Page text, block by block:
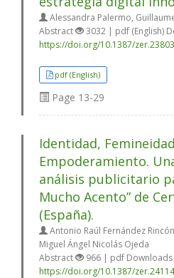
Alessandra Palermo,
Abstract
3032 | pdf (English)
https://doi.org/10.1387/zer.23803
pdf (English)
Page 13-29
Identidad,
Empoderamiento.
análisis publicitario
Mucho Acento” de
(España).
Antonio Raúl Fernández
Miguel Ángel Nicolás Ojeda
Abstract
966 | pdf Downloads
https://doi.org/10.1387/zer.24114